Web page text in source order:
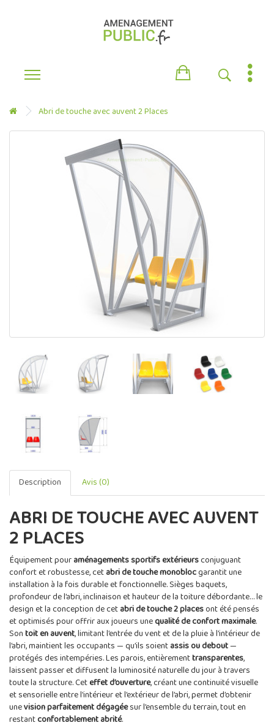
Abri de touche avec auvent 2 Places
Description Avis (0)
ABRI DE TOUCHE AVEC AUVENT
2 PLACES
Équipement pouraménagements sportifs extérieursconjuguant
confort et robustesse, cetabri de touche monoblocgarantit une
installation à la fois durable et fonctionnelle. Sièges baquets,
profondeur de l’abri, inclinaison et hauteur de la toiture débordante… le
design et la conception de cetabri de touche 2 placesont été pensés
et optimisés pour offrir aux joueurs unequalité de confort maximale.
Sontoit en auvent, limitant l’entrée du vent et de la pluie à l’intérieur de
l’abri, maintient les occupants — qu’ils soientassis ou debout—
protégés des intempéries. Les parois, entièrementtransparentes,
laissent passer et diffusent la luminosité naturelle du jour à travers
toute la structure. Ceteffet d’ouverture, créant une continuité visuelle
et sensorielle entre l’intérieur et l’extérieur de l’abri, permet d’obtenir
unevision parfaitement dégagéesur l’ensemble du terrain, tout en
restantconfortablement abrité.